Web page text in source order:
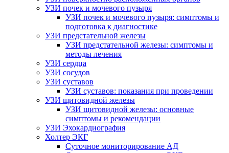
УЗИ почек и мочевого пузыря
УЗИ почек и мочевого пузыря: симптомы и
подготовка к диагностике
УЗИ предстательной железы
УЗИ предстательной железы: симптомы и
методы лечения
УЗИ сердца
УЗИ сосудов
УЗИ суставов
УЗИ суставов: показания при проведении
УЗИ щитовидной железы
УЗИ щитовидной железы: основные
симптомы и рекомендации
УЗИ Эхокардиография
Холтер ЭКГ
Суточное мониторирование АД